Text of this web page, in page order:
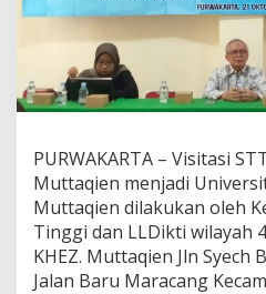
PURWAKARTA – Visitasi
Muttaqien menjadi
Muttaqien dilakukan oleh
Tinggi dan LLDikti wilayah
KHEZ. Muttaqien Jln Syech
Jalan Baru Maracang